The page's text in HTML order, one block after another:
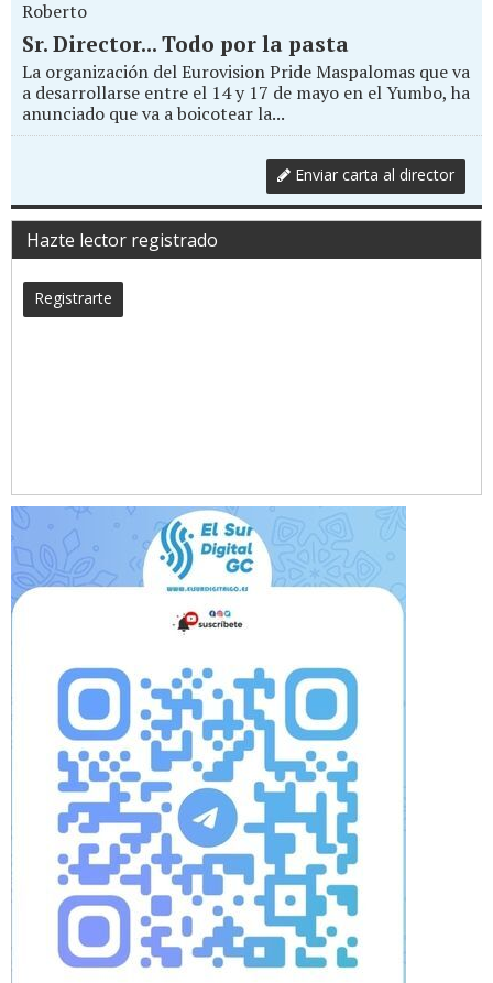
Roberto
Sr. Director... Todo por la pasta
La organización del Eurovision Pride Maspalomas que va
a desarrollarse entre el 14 y 17 de mayo en el Yumbo, ha
anunciado que va a boicotear la...
Enviar carta al director
Hazte lector registrado
Registrarte